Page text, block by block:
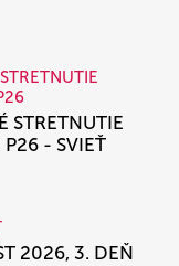
STRETNUTIE
P26 - SVIEŤ
2026, 3. DEŇ